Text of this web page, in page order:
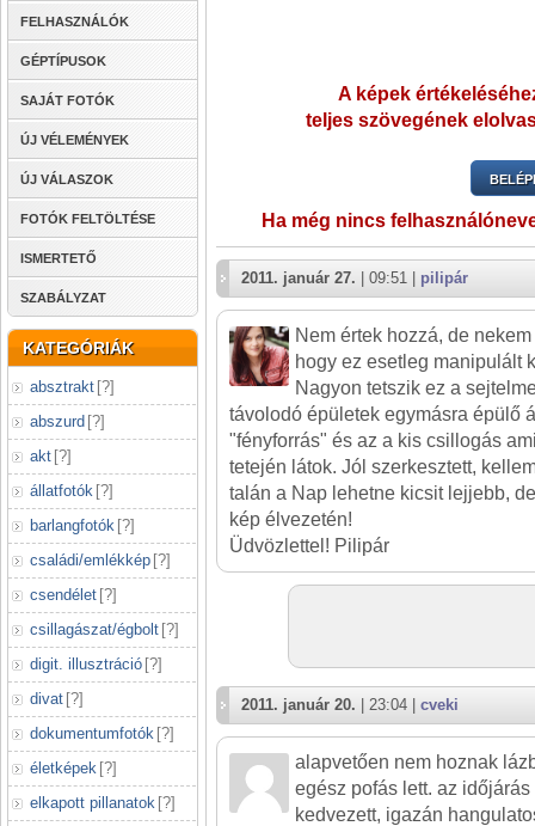
FELHASZNÁLÓK
GÉPTÍPUSOK
SAJÁT FOTÓK
ÚJ VÉLEMÉNYEK
ÚJ VÁLASZOK
FOTÓK FELTÖLTÉSE
ISMERTETŐ
SZABÁLYZAT
KATEGÓRIÁK
absztrakt [?]
abszurd [?]
akt [?]
állatfotók [?]
barlangfotók [?]
családi/emlékkép [?]
csendélet [?]
csillagászat/égbolt [?]
digit. illusztráció [?]
divat [?]
dokumentumfotók [?]
életképek [?]
elkapott pillanatok [?]
A képek
teljes szövegének
Ha még nincs
2011. január 27. | 09:51 | pilipár
Nem értek hozzá, de
hogy ez esetleg manipulált
Nagyon tetszik ez a
távolodó épületek egymásra épülő
"fényforrás" és az a kis csillogás
tetején látok. Jól szerkesztett,
talán a Nap lehetne kicsit lejjebb,
kép élvezetén!
Üdvözlettel! Pilipár
2011. január 20. | 23:04 | cveki
alapvetően nem hoznak
egész pofás lett. az
kedvezett, igazán